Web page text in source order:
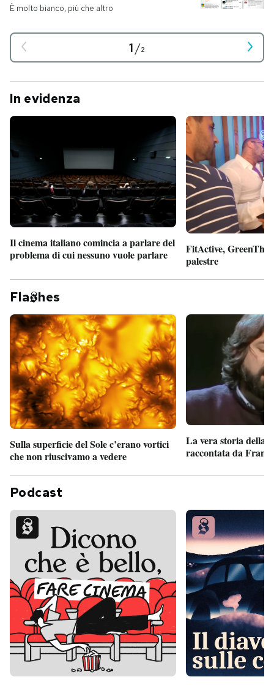
È molto bianco, più che altro
1/2
In evidenza
Il cinema italiano comincia a parlare del
problema di cui nessuno vuole parlare
FitActive,
palestre
Fla hes
Sulla superficie del Sole c’erano vortici
che non riuscivamo a vedere
La vera storia della
raccontata da
Podcast